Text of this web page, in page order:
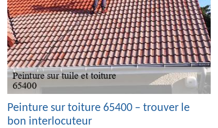
Peinture sur toiture 65400 – trouver le
bon interlocuteur